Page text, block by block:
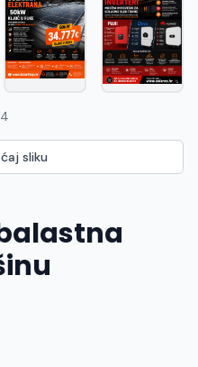
sliku